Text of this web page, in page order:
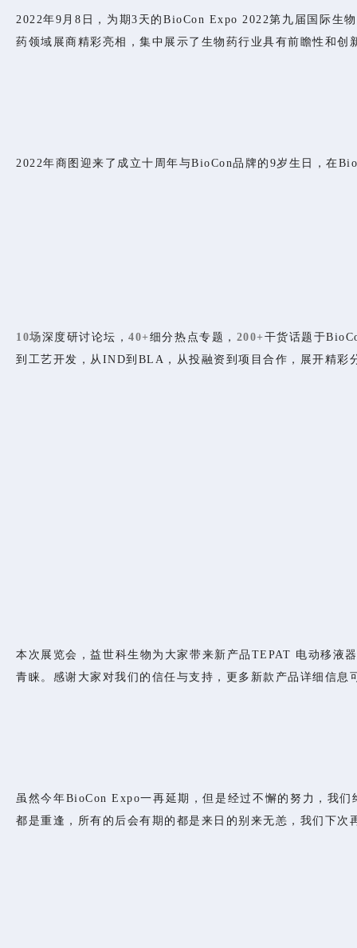
2022年9月8日，为期3天的BioCon Expo 2022第九届国际生
药领域展商精彩亮相，集中展示了生物药行业具有前瞻性和创
2022年商图迎来了成立十周年与BioCon品牌的9岁生日，在
10场深度研讨论坛，40+细分热点专题， 200+干货话题于
到工艺开发，从IND到BLA，从投融资到项目合作，展开精彩
本次展览会，益世科生物为大家带来新产品TEPAT 电动移液
青睐。感谢大家对我们的信任与支持，更多新款产品详细信
虽然今年BioCon Expo一再延期，但是经过不懈的努力，我
都是重逢，所有的后会有期的都是来日的别来无恙，我们下次